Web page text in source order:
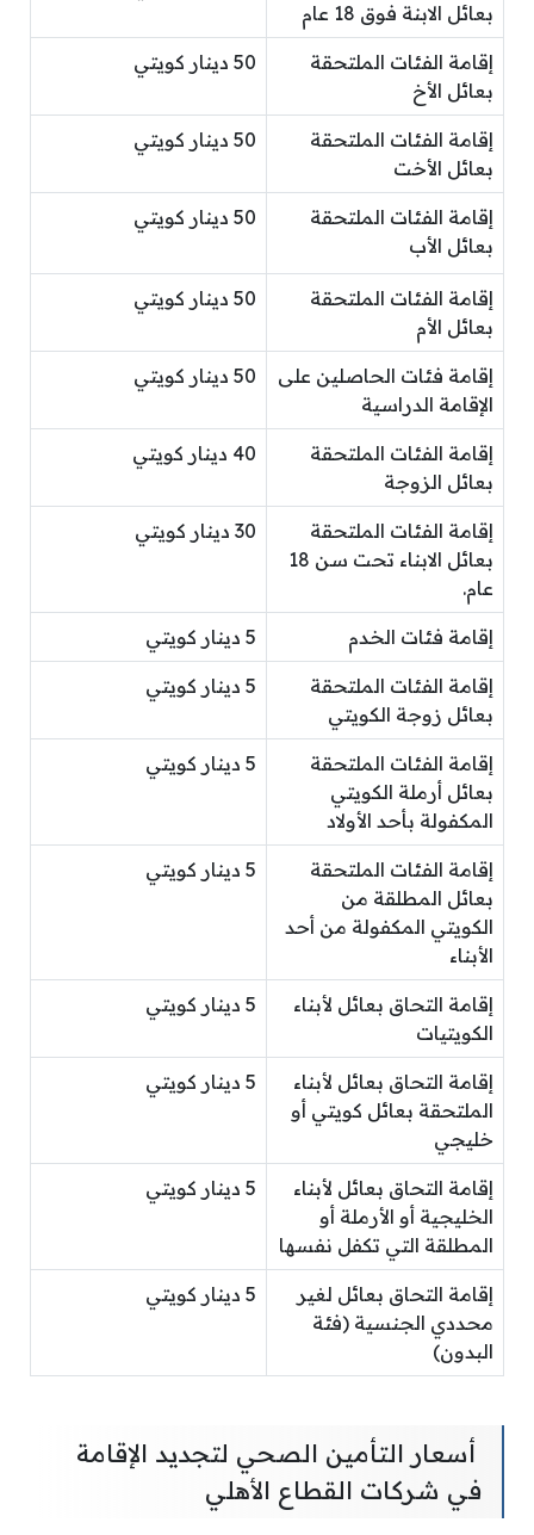
بعائل الابنة فوق 18 عام
إقامة الفئات الملتحقة
بعائل الأخ
50 دينار كويتي
إقامة الفئات الملتحقة
بعائل الأخت
50 دينار كويتي
إقامة الفئات الملتحقة
بعائل الأب
50 دينار كويتي
إقامة الفئات الملتحقة
بعائل الأم
50 دينار كويتي
إقامة فئات الحاصلين على
الإقامة الدراسية
50 دينار كويتي
إقامة الفئات الملتحقة
بعائل الزوجة
40 دينار كويتي
إقامة الفئات الملتحقة
بعائل الابناء تحت سن 18
عام.
30 دينار كويتي
إقامة فئات الخدم 5 دينار كويتي
إقامة الفئات الملتحقة
بعائل زوجة الكويتي
5 دينار كويتي
إقامة الفئات الملتحقة
بعائل أرملة الكويتي
المكفولة بأحد الأولاد
5 دينار كويتي
إقامة الفئات الملتحقة
بعائل المطلقة من
الكويتي المكفولة من أحد
الأبناء
5 دينار كويتي
إقامة التحاق بعائل لأبناء
الكويتيات
5 دينار كويتي
إقامة التحاق بعائل لأبناء
الملتحقة بعائل كويتي أو
خليجي
5 دينار كويتي
إقامة التحاق بعائل لأبناء
الخليجية أو الأرملة أو
المطلقة التي تكفل نفسها
5 دينار كويتي
إقامة التحاق بعائل لغير
محددي الجنسية (فئة
البدون)
5 دينار كويتي
أسعار التأمين الصحي لتجديد الإقامة
في شركات القطاع الأهلي